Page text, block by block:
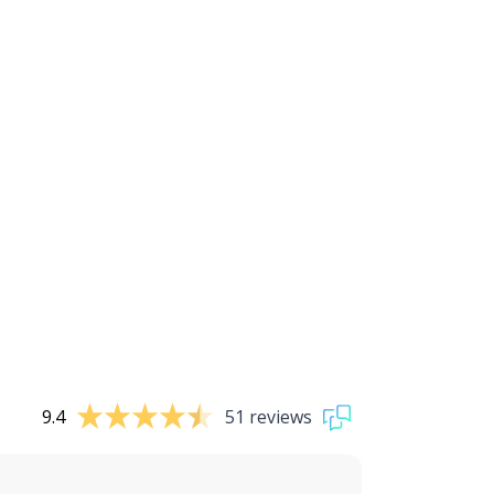
9.4 51 reviews